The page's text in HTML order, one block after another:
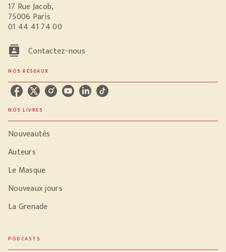
17 Rue Jacob,
75006 Paris
01 44 41 74 00
contacts Contactez-nous
NOS RÉSEAUX
NOS LIVRES
Nouveautés
Auteurs
Le Masque
Nouveaux jours
La Grenade
PODCASTS